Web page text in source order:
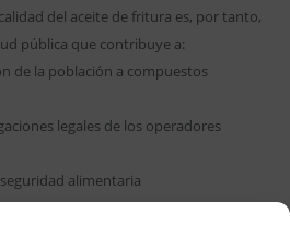
del aceite de fritura es, por tanto,
pública que contribuye a:
de la población a compuestos
legales de los operadores
alimentaria
final